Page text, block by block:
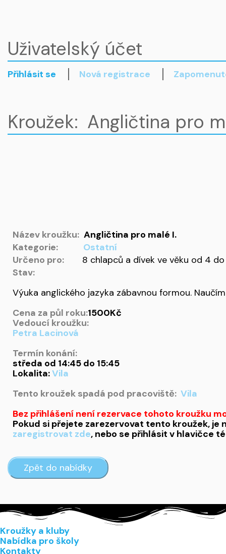
Uživatelský účet
Přihlásit se Nová registrace
Kroužek: Angličtina pro
Název kroužku: Angličtina pro malé I.
Kategorie:
Ostatní
Určeno pro: 8 chlapců a dívek ve věku od 4
Stav:
Výuka anglického jazyka zábavnou formou.
Cena za půl roku:1500Kč
Vedoucí kroužku:
Petra Lacinová
Termín konání:
středa od 14:45 do 15:45
Lokalita:Vila
Tento kroužek spadá pod pracoviště: Vila
Bez přihlášení není rezervace tohoto kroužku
Pokud si přejete zarezervovat tento kroužek, je
zaregistrovat zde, nebo se přihlásit v hlavičce
Kroužky a kluby
Nabídka pro školy
Kontakty